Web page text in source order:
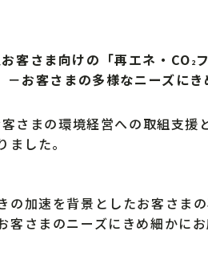
客さま向けの「再エネ・CO 2
－お客さまの多様なニーズに
さまの環境経営への取組支援
した。
加速を背景としたお客さま
客さまのニーズにきめ細かに